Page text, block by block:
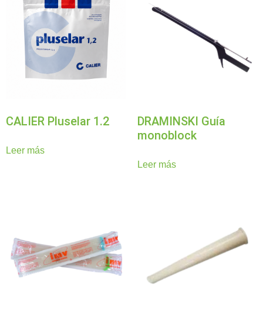
CALIER Pluselar 1.2
Leer más
DRAMINSKI Guía
monoblock
Leer más